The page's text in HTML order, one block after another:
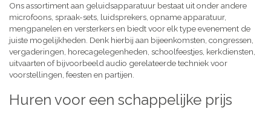
Ons assortiment aan geluidsapparatuur bestaat uit onder andere
microfoons, spraak-sets, luidsprekers, opname apparatuur,
mengpanelen en versterkers en biedt voor elk type evenement de
juiste mogelijkheden. Denk hierbij aan bijeenkomsten, congressen,
vergaderingen, horecagelegenheden, schoolfeestjes, kerkdiensten,
uitvaarten of bijvoorbeeld audio gerelateerde techniek voor
voorstellingen, feesten en partijen.
Huren voor een schappelijke prijs